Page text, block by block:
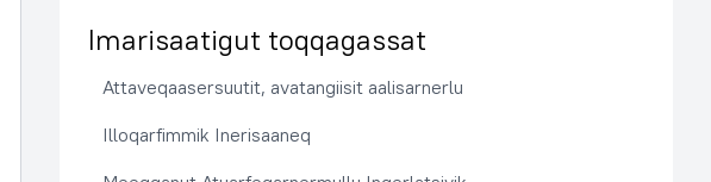
Imarisaatigut toqqagassat
Attaveqaasersuutit, avatangiisit aalisarnerlu
Illoqarfimmik Inerisaaneq